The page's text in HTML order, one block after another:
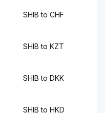
SHIB to CHF
SHIB to KZT
SHIB to DKK
SHIB to HKD